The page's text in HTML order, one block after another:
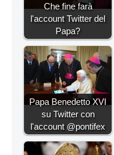
Che fine farà
l'account Twitter del
Papa?
Papa Benedetto XVI
su Twitter con
l'account @pontifex